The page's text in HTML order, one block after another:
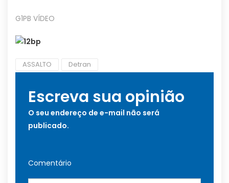
G1PB VÍDEO
ASSALTO Detran
Escreva sua opinião
O seu endereço de e-mail não será
publicado.
Comentário